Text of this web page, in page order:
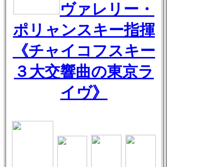
ヴァレリー・
ポリャンスキー指揮
《チャイコフスキー
３大交響曲の東京ラ
イヴ》